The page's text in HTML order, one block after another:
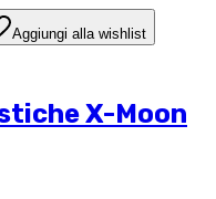
Aggiungi alla wishlist
X-Moon